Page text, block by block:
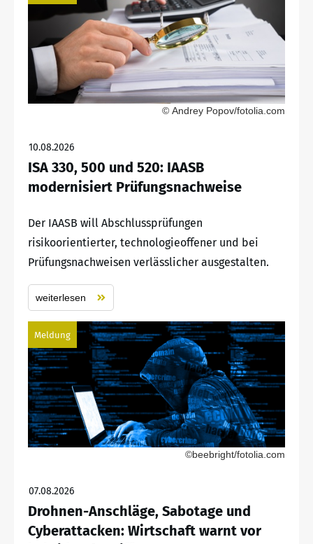
© Andrey Popov/fotolia.com
10.08.2026
ISA 330, 500 und 520: IAASB
modernisiert Prüfungsnachweise
Der IAASB will Abschlussprüfungen
risikoorientierter, technologieoffener und bei
Prüfungsnachweisen verlässlicher ausgestalten.
weiterlesen
Meldung
©beebright/fotolia.com
07.08.2026
Drohnen-Anschläge, Sabotage und
Cyberattacken: Wirtschaft warnt vor